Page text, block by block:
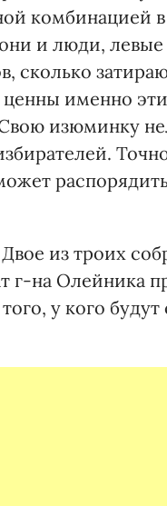
комбинацией
и люди, левые
сколько
именно
изюминку
из троих
г-на Олейника
у кого